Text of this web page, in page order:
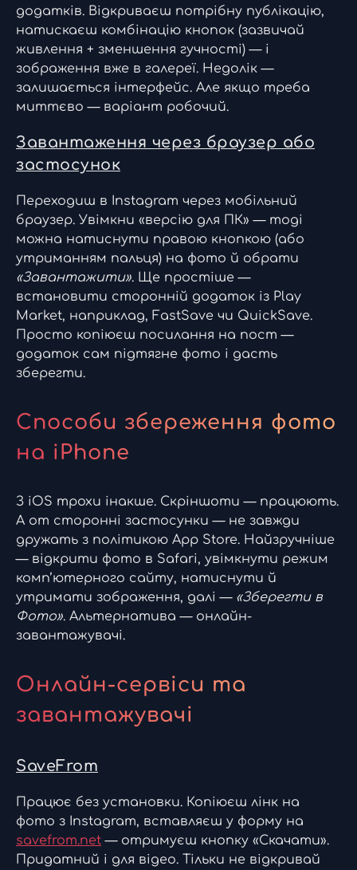
додатків. Відкриваєш потрібну публікацію,
натискаєш комбінацію кнопок (зазвичай
живлення + зменшення гучності) — і
зображення вже в галереї. Недолік —
залишається інтерфейс. Але якщо треба
миттєво — варіант робочий.
Завантаження через браузер або
застосунок
Переходиш в Instagram через мобільний
браузер. Увімкни «версію для ПК» — тоді
можна натиснути правою кнопкою (або
утриманням пальця) на фото й обрати
«Завантажити». Ще простіше —
встановити сторонній додаток із Play
Market, наприклад, FastSave чи QuickSave.
Просто копіюєш посилання на пост —
додаток сам підтягне фото і дасть
зберегти.
Способи збереження фото
на iPhone
З iOS трохи інакше. Скріншоти — працюють.
А от сторонні застосунки — не завжди
дружать з політикою App Store. Найзручніше
— відкрити фото в Safari, увімкнути режим
комп’ютерного сайту, натиснути й
утримати зображення, далі — «Зберегти в
Фото». Альтернатива — онлайн-
завантажувачі.
Онлайн-сервіси та
завантажувачі
SaveFrom
Працює без установки. Копіюєш лінк на
фото з Instagram, вставляєш у форму на
savefrom.net — отримуєш кнопку «Скачати».
Придатний і для відео. Тільки не відкривай